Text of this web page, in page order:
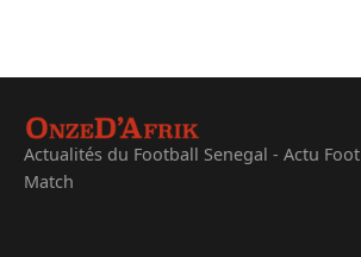
Actualités du Football Senegal - Actu Foot
Match